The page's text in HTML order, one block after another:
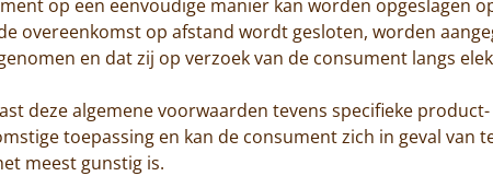
op een eenvoudige manier kan worden opgeslagen
overeenkomst op afstand wordt gesloten, worden
en dat zij op verzoek van de consument langs
deze algemene voorwaarden tevens specifieke
toepassing en kan de consument zich in geval
meest gunstig is.